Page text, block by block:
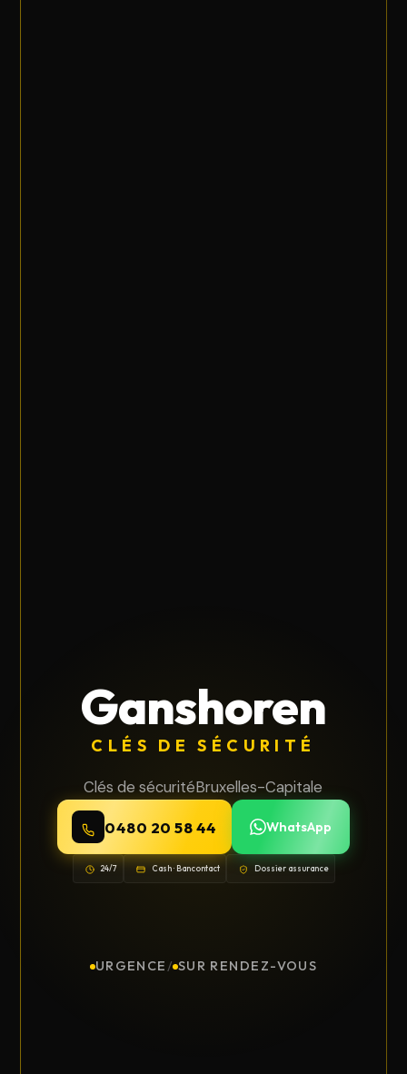
Ganshoren
CLÉS DE SÉCURITÉ
Clés de sécuritéBruxelles-Capitale
0480 20 58 44 WhatsApp
24/7 Cash · Bancontact Dossier assurance
URGENCE / SUR RENDEZ-VOUS